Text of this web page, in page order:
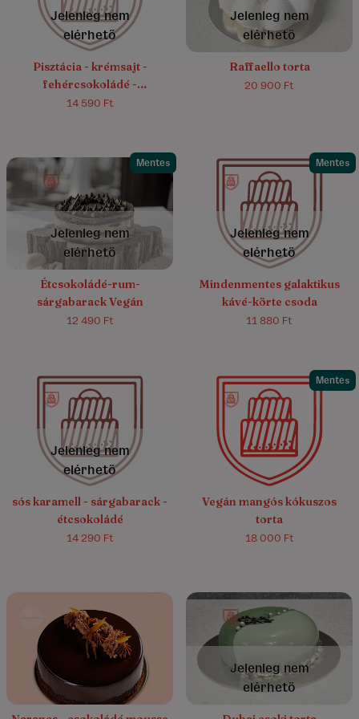
Jelenleg nem
elérhető
Pisztácia - krémsajt -
fehércsokoládé -
tojásmentes
14 590 Ft
Jelenleg nem
elérhető
Raffaello torta
20 900 Ft
Mentes
4.7/5
(23)
Jelenleg nem
elérhető
Étcsokoládé-rum-
sárgabarack Vegán
12 490 Ft
Mentes
4.6/5
(19)
Jelenleg nem
elérhető
Mindenmentes galaktikus
kávé-körte csoda
11 880 Ft
4.8/5
(40)
Jelenleg nem
elérhető
sós karamell - sárgabarack -
étcsokoládé
14 290 Ft
Mentes
4.6/5 (15)
Vegán mangós kókuszos
torta
18 000 Ft
5.0/5 (16) 4.8/5
(6)
Jelenleg nem
elérhető